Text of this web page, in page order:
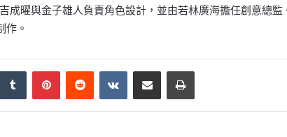
成曜與金子雄人負責角色設計，並由若林廣海擔任創意總
作。
Tumblr PinterestReddit VKontakteShare via Email Print